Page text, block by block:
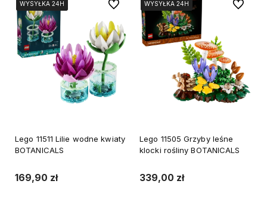
WYSYŁKA 24H
WYSYŁKA 24H
WYSYŁKA 24H
Lego 11511 Lilie wodne kwiaty
BOTANICALS
169,90 zł
Do ulubionychWYSYŁKA 24H
WYSYŁKA 24H
WYSYŁKA 24H
Lego 11505 Grzyby leśne
klocki rośliny BOTANICALS
339,00 zł
Do